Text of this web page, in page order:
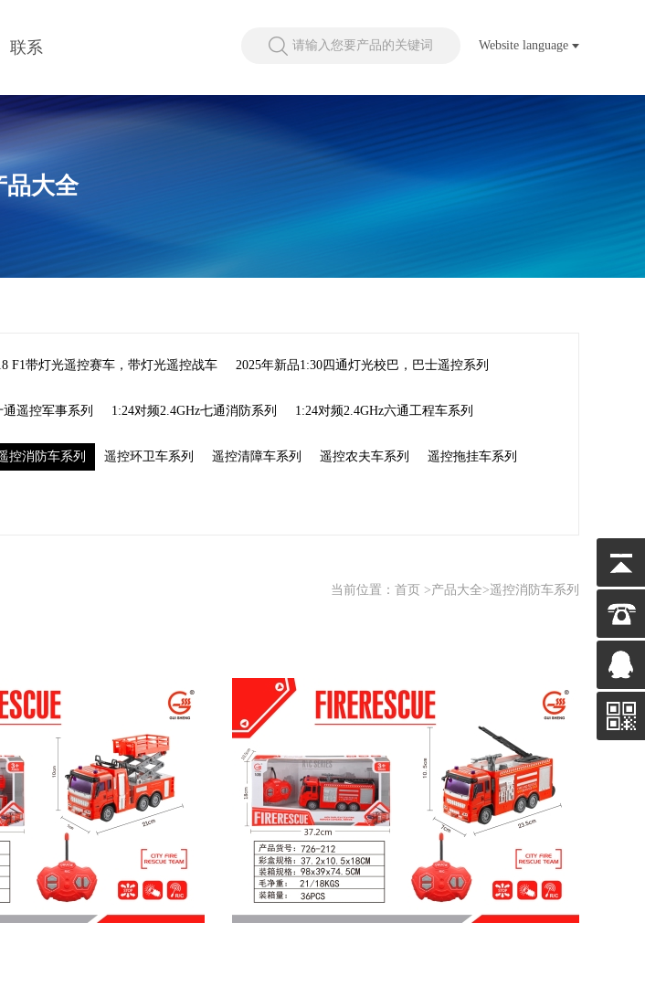
联系 请输入您要产品的关键词 Website language
品大全
F1带灯光遥控赛车，带灯光遥控战车 2025年新品1:30四通灯光校巴，巴士遥控系列
通遥控军事系列 1:24对频2.4GHz七通消防系列 1:24对频2.4GHz六通工程车系列
控消防车系列 遥控环卫车系列 遥控清障车系列 遥控农夫车系列 遥控拖挂车系列
当前位置： 首页 >产品大全>遥控消防车系列